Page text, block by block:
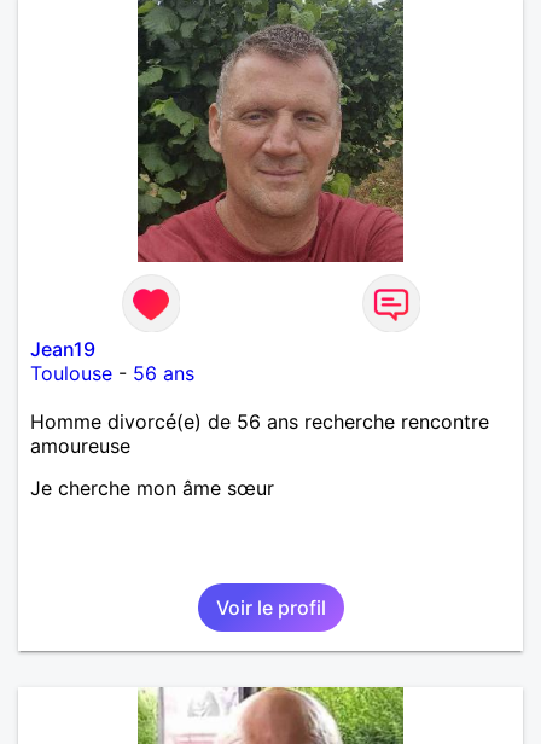
autant être trop locace. Je suis bourré de qualités
avec très peu de défauts. Je suis altruiste,
bienveillant, empathique, attentionné, honnête,
respectueux, doux de caractère et compréhensif : je
laisse « glisser » beaucoup de choses. Mais ne vous
m’éprenez pas Mesdames, si une personne que
j’aime me trahit une fois, il n’y aura pas de seconde
chance et je l’effacerai à « vitam eternam ».
Néanmoins, je suis un tout petit peu maniaque ainsi
qu’impatient. J’essaye de faire des efforts. Rien de
bien dramatique ! Du moins je le pense……Je suis un
homme facile à vivre. À vous si vous le souhaitez,
d’apprendre à me connaître davantage. J’en serai
ravi….A très bientôt je l’espère.
Jean19
Toulouse - 56 ans
Homme divorcé(e) de 56 ans recherche rencontre
amoureuse
Je cherche mon âme sœur
Voir le profil